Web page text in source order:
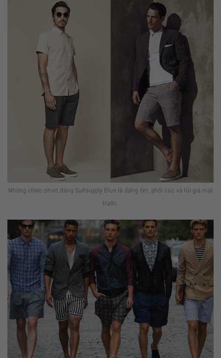
Những chiếc short dáng Suitsupply Blue là dáng ôm, phối cúc và túi giả mặt
trước.